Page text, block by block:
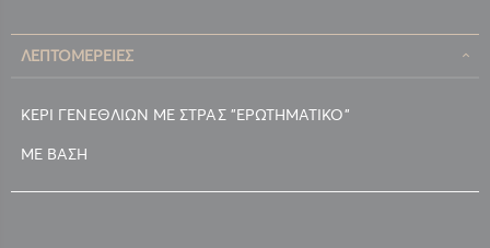
ΛΕΠΤΟΜΈΡΕΙΕΣ
ΚΕΡΙ ΓΕΝΕΘΛΙΩΝ ΜΕ ΣΤΡΑΣ "ΕΡΩΤΗΜΑΤΙΚΟ"
ΜΕ ΒΑΣΗ